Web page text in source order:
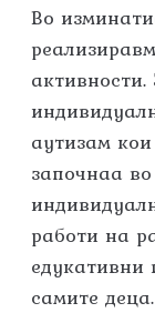
Во
аутизам
започнаа
работи на
самите деца.